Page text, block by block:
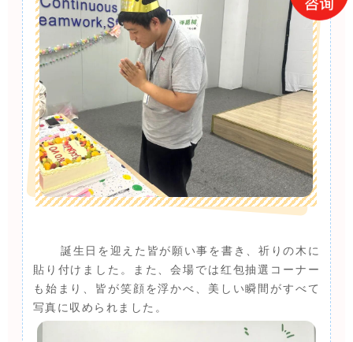
誕生日を迎えた皆が願い事を書き、祈りの木に
貼り付けました。また、会場では红包抽選コーナー
も始まり、皆が笑顔を浮かべ、美しい瞬間がすべて
写真に収められました。